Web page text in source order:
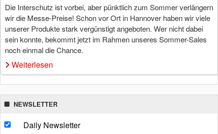
Die Interschutz ist vorbei, aber pünktlich zum Sommer verlängern
wir die Messe-Preise! Schon vor Ort in Hannover haben wir viele
unserer Produkte stark vergünstigt angeboten. Wer nicht dabei
sein konnte, bekommt jetzt im Rahmen unseres Sommer-Sales
noch einmal die Chance.
Weiterlesen
NEWSLETTER
Daily Newsletter